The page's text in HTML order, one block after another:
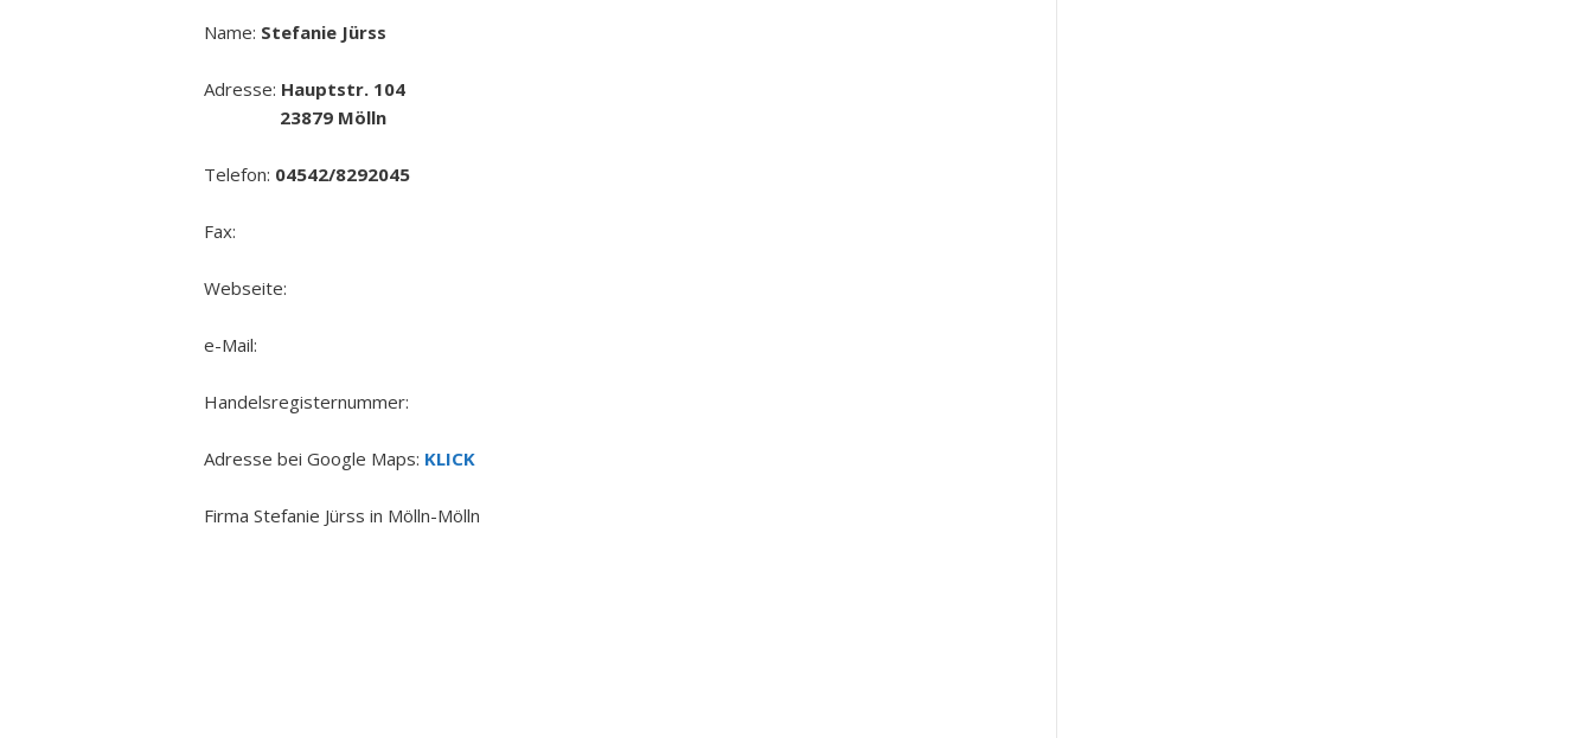
Name: Stefanie Jürss
Adresse: Hauptstr. 104
23879 Mölln
Telefon: 04542/8292045
Fax:
Webseite:
e-Mail:
Handelsregisternummer:
Adresse bei Google Maps: KLICK
Firma Stefanie Jürss in Mölln-Mölln